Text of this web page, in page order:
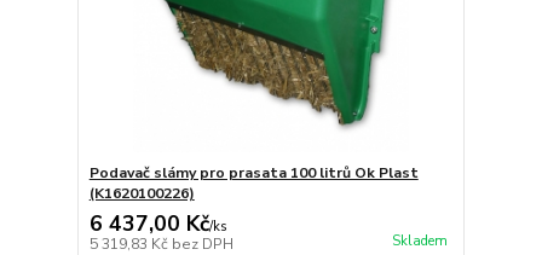
Podavač slámy pro prasata 100 litrů Ok Plast
(K1620100226)
6 437,00 Kč/ks
5 319,83 Kč bez DPH Skladem